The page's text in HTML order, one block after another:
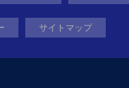
サイトマップ